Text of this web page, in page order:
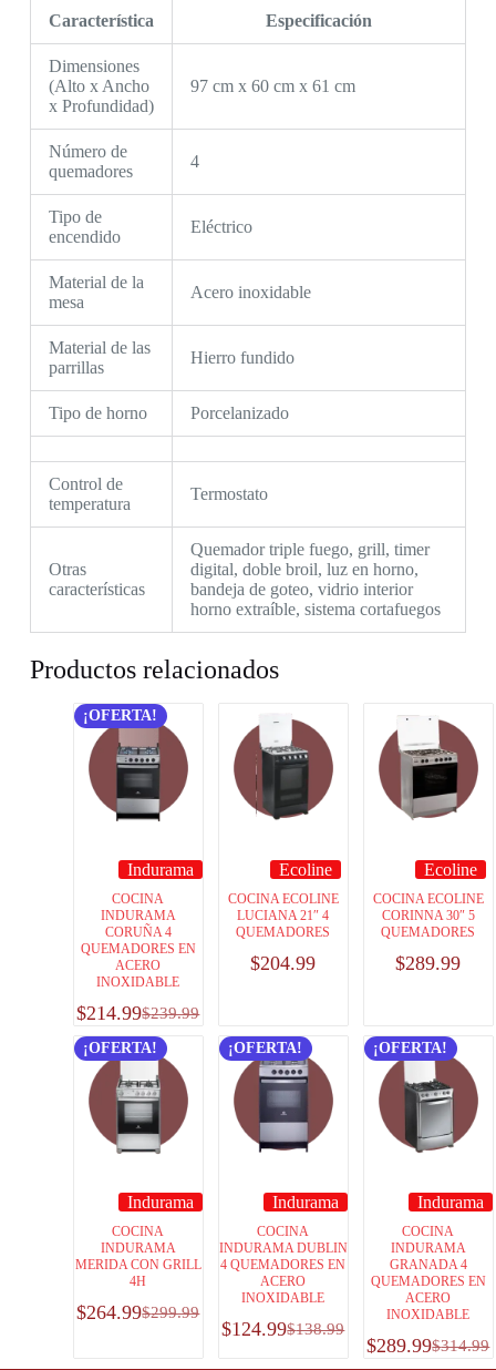
Característica Especificación
Dimensiones
(Alto x Ancho
x Profundidad)
97 cm x 60 cm x 61 cm
Número de
quemadores
4
Tipo de
encendido
Eléctrico
Material de la
mesa
Acero inoxidable
Material de las
parrillas
Hierro fundido
Tipo de horno Porcelanizado
Control de
temperatura
Termostato
Otras
características
Quemador triple fuego, grill, timer
digital, doble broil, luz en horno,
bandeja de goteo, vidrio interior
horno extraíble, sistema cortafuegos
Productos relacionados
¡OFERTA!
Indurama
COCINA
INDURAMA
CORUÑA 4
QUEMADORES EN
ACERO
INOXIDABLE
$239.99
$214.99
Ecoline
COCINA ECOLINE
LUCIANA 21″ 4
QUEMADORES
$204.99
Ecoline
COCINA ECOLINE
CORINNA 30″ 5
QUEMADORES
$289.99
¡OFERTA!
Indurama
COCINA
INDURAMA
MERIDA CON GRILL
4H
$299.99
$264.99
¡OFERTA!
Indurama
COCINA
INDURAMA DUBLIN
4 QUEMADORES EN
ACERO
INOXIDABLE
$138.99
$124.99
¡OFERTA!
Indurama
COCINA
INDURAMA
GRANADA 4
QUEMADORES EN
ACERO
INOXIDABLE
$314.99
$289.99